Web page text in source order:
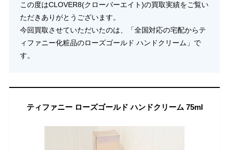
この度はCLOVER8(クローバーエイト)の買取実績をご覧い
ただきありがとうございます。
今回買取させていただいたのは、「全国対応の宅配からテ
ィファニー化粧品のローズゴールド ハンドクリーム」で
す。
ティファニー ローズゴールド ハンドクリーム 75ml